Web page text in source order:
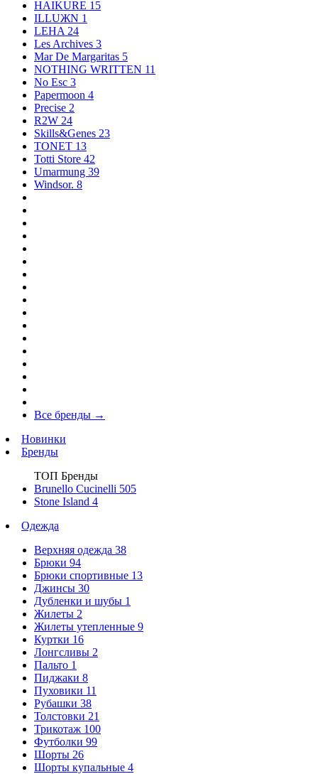
HAIKURE 15
ILLUЖN 1
LEHA 24
Les Archives 3
Mar De Margaritas 5
NOTHING WRITTEN 11
No Esc 3
Papermoon 4
Precise 2
R2W 24
Skills&Genes 23
TONET 13
Totti Store 42
Umarmung 39
Windsor. 8
Все бренды →
Новинки
Бренды
ТОП Бренды
Brunello Cucinelli 505
Stone Island 4
Одежда
Верхняя одежда 38
Брюки 94
Брюки спортивные 13
Джинсы 30
Дубленки и шубы 1
Жилеты 2
Жилеты утепленные 9
Куртки 16
Лонгсливы 2
Пальто 1
Пиджаки 8
Пуховики 11
Рубашки 38
Толстовки 21
Трикотаж 100
Футболки 99
Шорты 26
Шорты купальные 4